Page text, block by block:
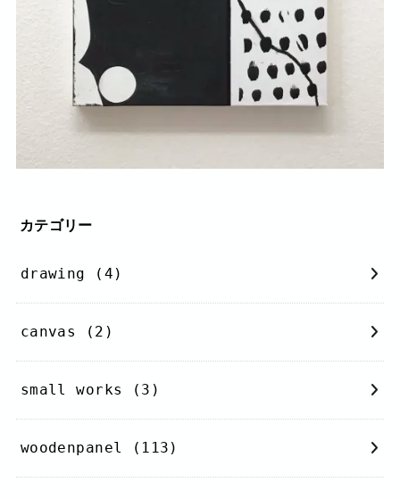
カテゴリー
drawing (4)
canvas (2)
small works (3)
woodenpanel (113)